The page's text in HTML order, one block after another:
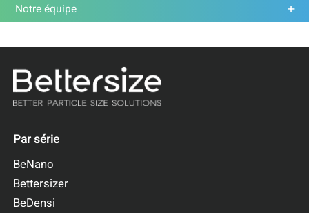
Notre équipe
Par série
BeNano
Bettersizer
BeDensi